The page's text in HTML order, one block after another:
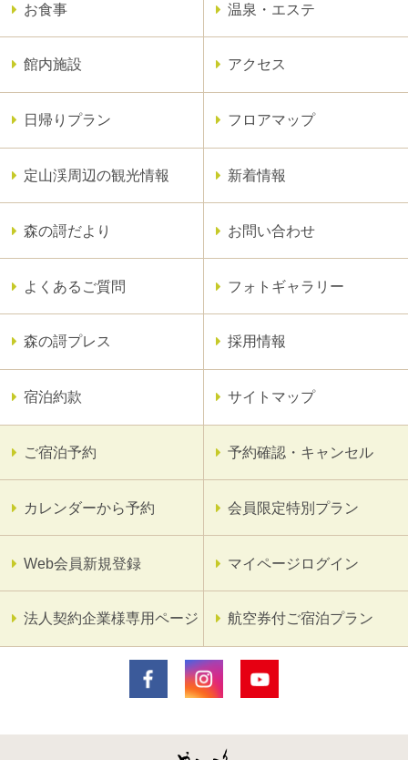
お食事 温泉・エステ
館内施設 アクセス
日帰りプラン フロアマップ
定山渓周辺の観光情報 新着情報
森の謌だより お問い合わせ
よくあるご質問 フォトギャラリー
森の謌プレス 採用情報
宿泊約款 サイトマップ
ご宿泊予約 予約確認・キャンセル
カレンダーから予約 会員限定特別プラン
Web会員新規登録 マイページログイン
法人契約企業様専用ページ 航空券付ご宿泊プラン